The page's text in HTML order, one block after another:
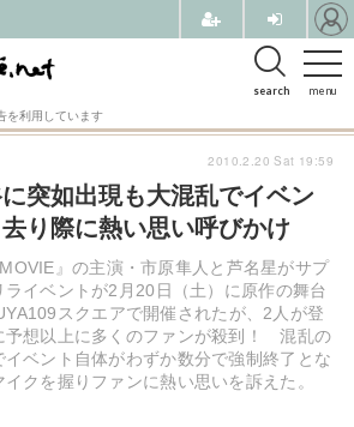
menu
search
を利用しています
突如出現も大混乱でイベン
り際に熱い思い呼びかけ
』の主演・市原隼人と芦名星がサプ
イベントが2月20日（土）に原作の舞台
スクエアで開催されたが、2人が登
予想以上に多くのファンが殺到！ 混乱の
ベント自体がわずか数分で強制終了とな
クを握りファンに熱い思いを訴えた。
2010.2.20 Sat 19:59